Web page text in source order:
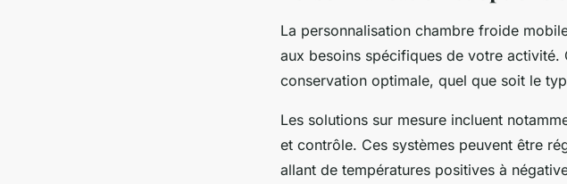
La personnalisation chambre froide
aux besoins spécifiques de votre
conservation optimale, quel que soit le
Les solutions sur mesure incluent
et contrôle. Ces systèmes peuvent être
allant de températures positives à